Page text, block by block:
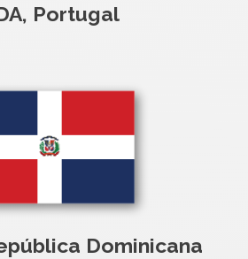
Portugal
Dominicana